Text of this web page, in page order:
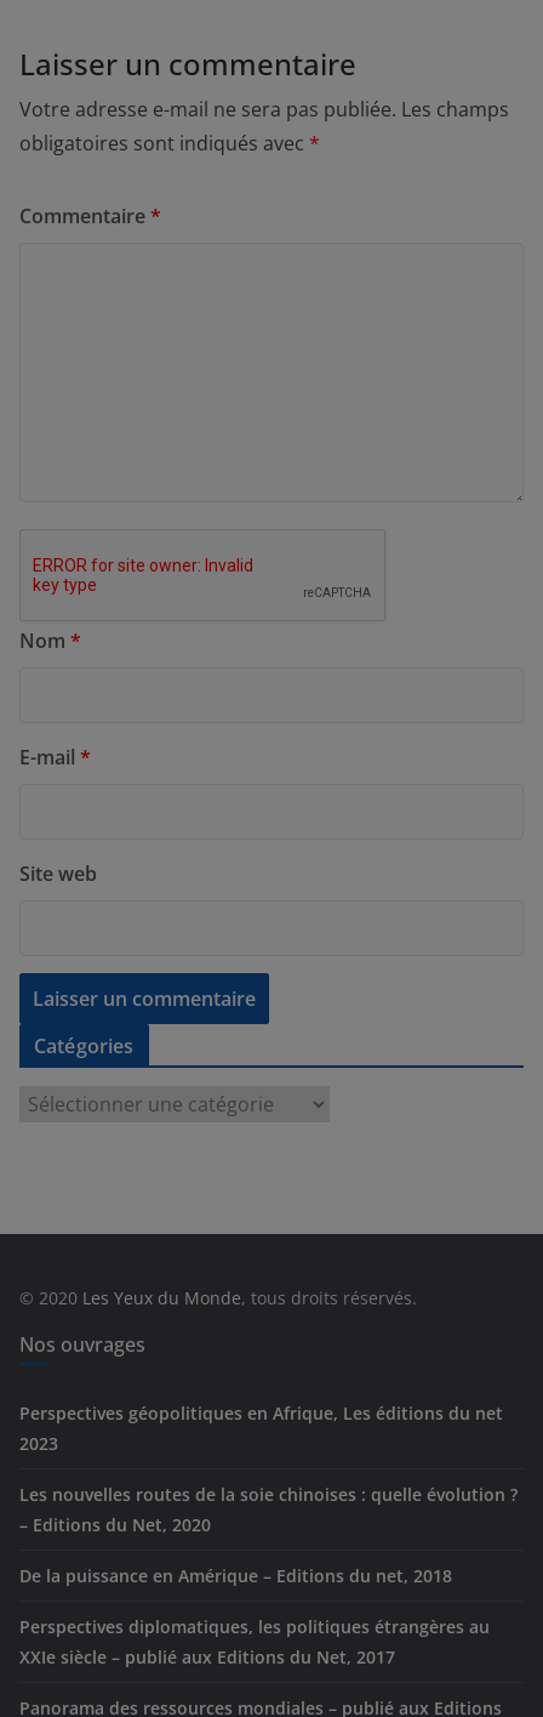
Laisser un commentaire
Votre adresse e-mail ne sera pas publiée. Les champs
obligatoires sont indiqués avec *
Commentaire*
Nom *
E-mail *
Site web
Catégories
e
s
© 2020 Les Yeux du Monde, tous droits réservés.
Nos ouvrages
Perspectives géopolitiques en Afrique, Les éditions du net
2023
Les nouvelles routes de la soie chinoises : quelle évolution ?
– Editions du Net, 2020
De la puissance en Amérique – Editions du net, 2018
Perspectives diplomatiques, les politiques étrangères au
XXIe siècle – publié aux Editions du Net, 2017
Panorama des ressources mondiales – publié aux Editions